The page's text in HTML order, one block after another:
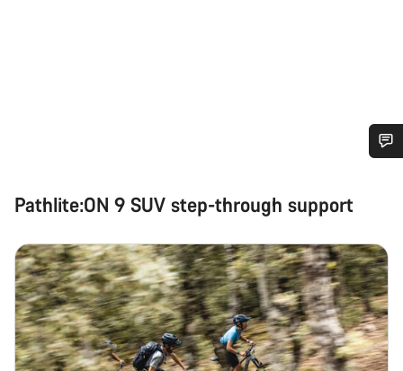
Pathlite:ON 9 SUV step-through support
vragen.
Start Chat
Sluiten